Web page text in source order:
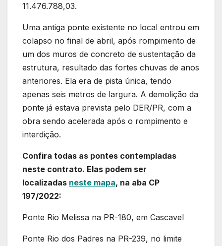
11.476.788,03.
Uma antiga ponte existente no local entrou em
colapso no final de abril, após rompimento de
um dos muros de concreto de sustentação da
estrutura, resultado das fortes chuvas de anos
anteriores. Ela era de pista única, tendo
apenas seis metros de largura. A demolição da
ponte já estava prevista pelo DER/PR, com a
obra sendo acelerada após o rompimento e
interdição.
Confira todas as pontes contempladas
neste contrato. Elas podem ser
localizadas neste mapa, na aba CP
197/2022:
Ponte Rio Melissa na PR-180, em Cascavel
Ponte Rio dos Padres na PR-239, no limite